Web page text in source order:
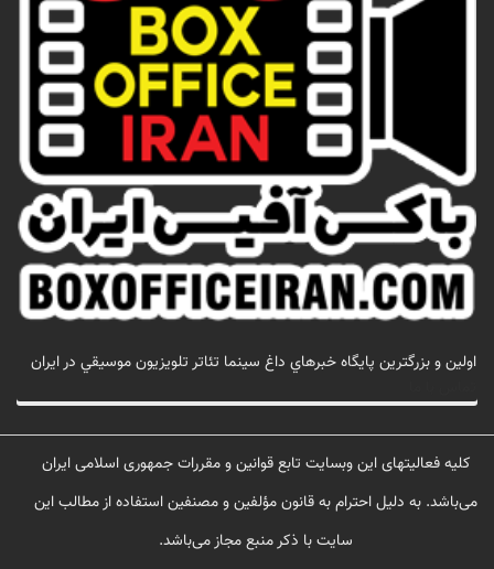
اولين و بزرگترين پايگاه خبرهاي داغ سينما تئاتر تلويزيون موسيقي در ايران
کلیه فعالیتهای این وبسایت تابع قوانین و مقررات جمهوری اسلامی ایران
می‌باشد. به دلیل احترام به قانون مؤلفین و مصنفین استفاده از مطالب این
سایت با ذکر منبع مجاز می‌باشد.